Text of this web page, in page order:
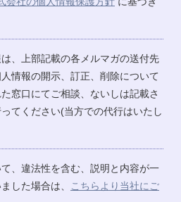
、上部記載の各メルマガの送付先
情報の開示、訂正、削除について
窓口にてご相談、ないしは記載さ
てください(当方での代行はいたし
、違法性を含む、説明と内容が一
した場合は、
こちらより当社にご